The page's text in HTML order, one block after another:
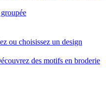
ou choisissez un design
des motifs en broderie